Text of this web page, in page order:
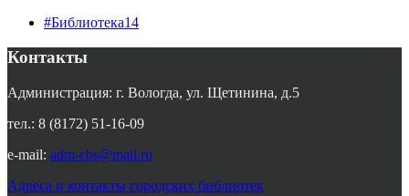
#Библиотека14
Контакты
Администрация: г. Вологда, ул. Щетинина, д.5
тел.: 8 (8172) 51-16-09
e-mail: adm-cbs@mail.ru
Адреса и контакты городских библиотек